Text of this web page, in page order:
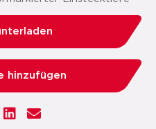
hinzufügen